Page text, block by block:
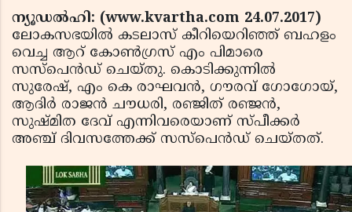
ന്യൂഡല്‍ഹി: (www.kvartha.com 24.07.2017)
ലോകസഭയില്‍ കടലാസ് കീറിയെറിഞ്ഞ് ബഹളം
വെച്ച ആറ് കോണ്‍ഗ്രസ് എം പിമാരെ
സസ്‌പെന്‍ഡ് ചെയ്തു. കൊടിക്കുന്നില്‍
സുരേഷ്, എം കെ രാഘവന്‍, ഗൗരവ് ഗോഗോയ്,
ആദിര്‍ രാജന്‍ ചൗധരി, രഞ്ജിത് രഞ്ജന്‍,
സുഷ്മിത ദേവ് എന്നിവരെയാണ് സ്പീക്കര്‍
അഞ്ച് ദിവസത്തേക്ക് സസ്‌പെന്‍ഡ് ചെയ്തത്.